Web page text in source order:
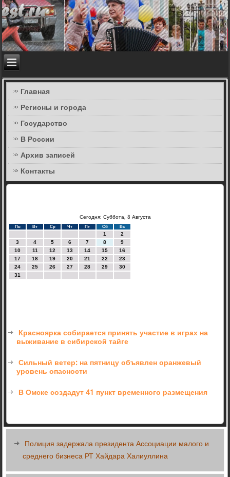
Главная
Регионы и города
Государство
В России
Архив записей
Контакты
Сегодня: Суббота, 8 Августа
Пн Вт Ср Чт Пт Сб Вс
1
2
3
4 5 6 7 8
9
10
11 12 13 14 15
16
17
18 19 20 21 22
23
24
25 26 27 28 29
30
31
Красноярка собирается принять участие в играх на
выживание в сибирской тайге
Сильный ветер: на пятницу объявлен оранжевый
уровень опасности
В Омске создадут 41 пункт временного размещения
Полиция задержала президента Ассоциации малого и
среднего бизнеса РТ Хайдара Халиуллина